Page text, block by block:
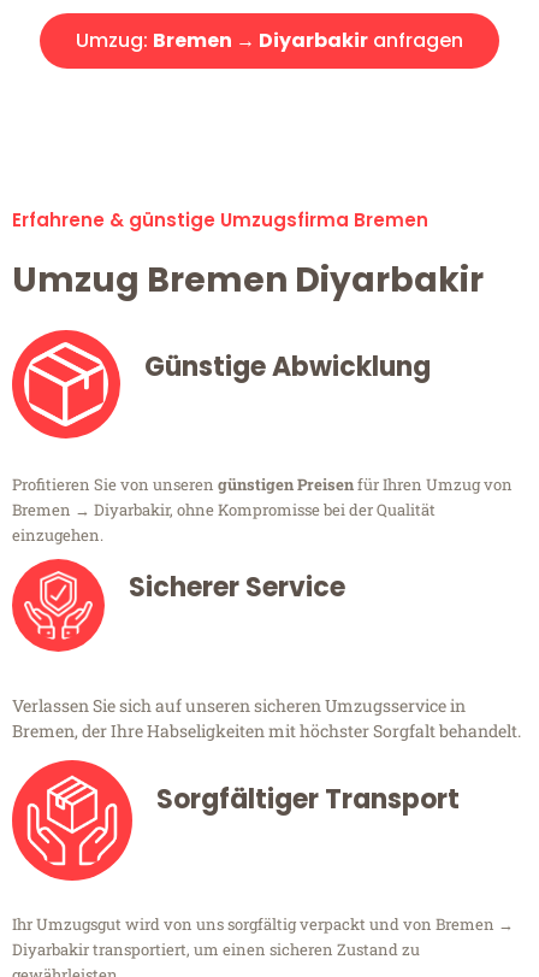
Umzug: Bremen → Diyarbakir anfragen
Erfahrene & günstige Umzugsfirma Bremen
Umzug Bremen Diyarbakir
Günstige Abwicklung
Profitieren Sie von unseren günstigen Preisenfür Ihren Umzug von
Bremen → Diyarbakir, ohne Kompromisse bei der Qualität
einzugehen.
Sicherer Service
Verlassen Sie sich auf unseren sicheren Umzugsservice in
Bremen, der Ihre Habseligkeiten mit höchster Sorgfalt behandelt.
Sorgfältiger Transport
Ihr Umzugsgut wird von uns sorgfältig verpackt und von Bremen →
Diyarbakir transportiert, um einen sicheren Zustand zu